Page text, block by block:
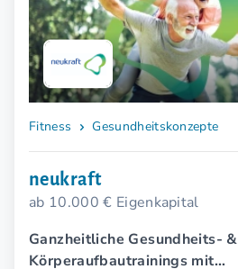
Fitness Gesundheitskonzepte
neukraft
ab 10.000 € Eigenkapital
Ganzheitliche Gesundheits- &
Körperaufbautrainings mit